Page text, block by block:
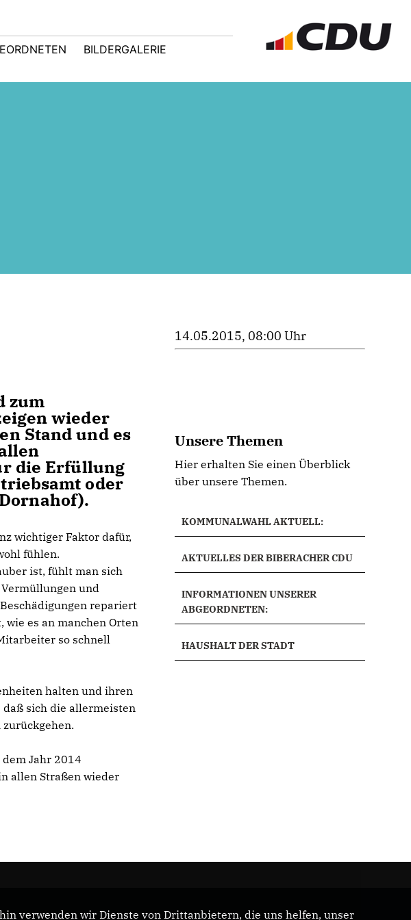
BILDERGALERIE
zum
wieder
Stand und es
die Erfüllung
oder
wichtiger Faktor dafür,
fühlen.
ist, fühlt man sich
Vermüllungen und
repariert
es an manchen Orten
so schnell
halten und ihren
sich die allermeisten
Jahr 2014
allen Straßen wieder
14.05.2015, 08:00 Uhr
Unsere Themen
Hier erhalten Sie einen Überblick
über unsere Themen.
KOMMUNALWAHL AKTUELL:
AKTUELLES DER BIBERACHER CDU
INFORMATIONEN UNSERER
ABGEORDNETEN:
HAUSHALT DER STADT
verwenden wir Dienste von Drittanbietern, die uns helfen, unser